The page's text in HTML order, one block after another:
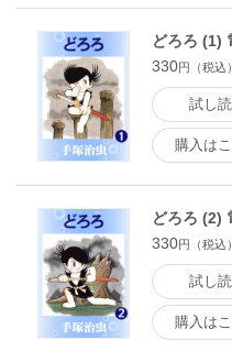
どろろ (1)
330円（税込）
試し
購入は
どろろ (2)
330円（税込）
試し
購入は